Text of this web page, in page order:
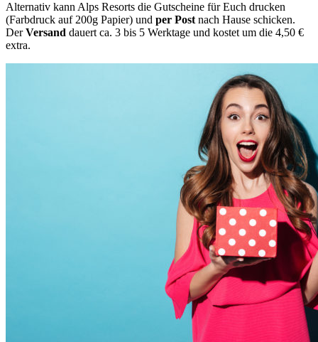
Alternativ kann Alps Resorts die Gutscheine für Euch drucken
(Farbdruck auf 200g Papier) und per Postnach Hause schicken.
DerVersand dauert ca. 3 bis 5 Werktage und kostet um die 4,50 €
extra.